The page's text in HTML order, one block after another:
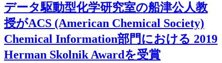
データ駆動型化学研究室の船津公人教
授がACS (American Chemical Society)
Chemical Information部門における 2019
Herman Skolnik Awardを受賞